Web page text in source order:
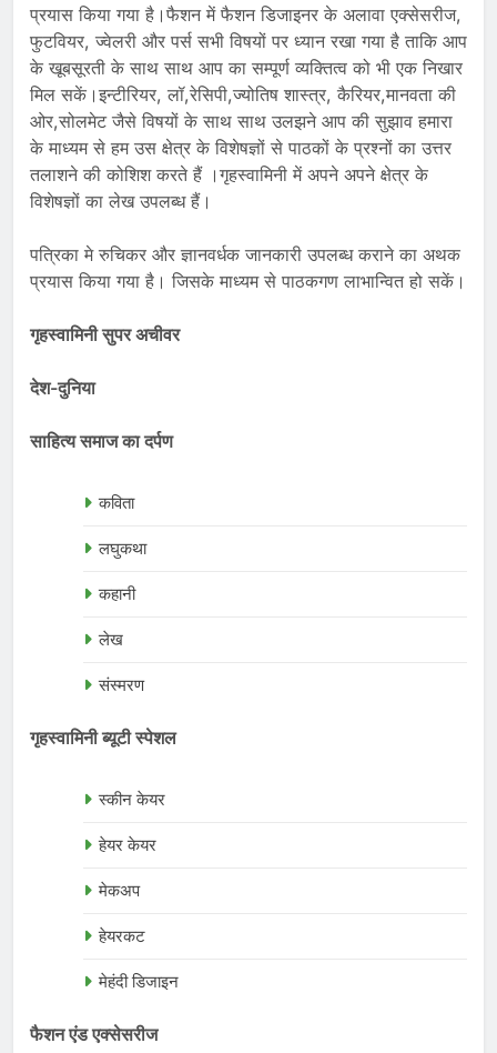
प्रयास किया गया है।फैशन में फैशन डिजाइनर के अलावा एक्सेसरीज,
फुटवियर, ज्वेलरी और पर्स सभी विषयों पर ध्यान रखा गया है ताकि आप
के खूबसूरती के साथ साथ आप का सम्पूर्ण व्यक्तित्व को भी एक निखार
मिल सकें।इन्टीरियर, लॉ,रेसिपी,ज्योतिष शास्त्र, कैरियर,मानवता की
ओर,सोलमेट जैसे विषयों के साथ साथ उलझने आप की सुझाव हमारा
के माध्यम से हम उस क्षेत्र के विशेषज्ञों से पाठकों के प्रश्नों का उत्तर
तलाशने की कोशिश करते हैं ।गृहस्वामिनी में अपने अपने क्षेत्र के
विशेषज्ञों का लेख उपलब्ध हैं।
पत्रिका मे रुचिकर और ज्ञानवर्धक जानकारी उपलब्ध कराने का अथक
प्रयास किया गया है। जिसके माध्यम से पाठकगण लाभान्वित हो सकें।
गृहस्वामिनी सुपर अचीवर
देश-दुनिया
साहित्य समाज का दर्पण
कविता
लघुकथा
कहानी
लेख
संस्मरण
गृहस्वामिनी ब्यूटी स्पेशल
स्कीन केयर
हेयर केयर
मेकअप
हेयरकट
मेहंदी डिजाइन
फैशन एंड एक्सेसरीज